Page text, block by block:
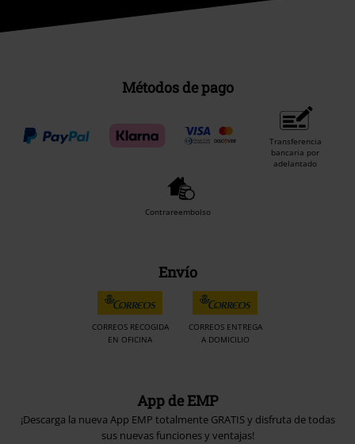
Métodos de pago
Transferencia
bancaria por
adelantado
Contrareembolso
Envío
CORREOS RECOGIDA
EN OFICINA
CORREOS ENTREGA
A DOMICILIO
App de EMP
¡Descarga la nueva App EMP totalmente GRATIS y disfruta de todas
sus nuevas funciones y ventajas!